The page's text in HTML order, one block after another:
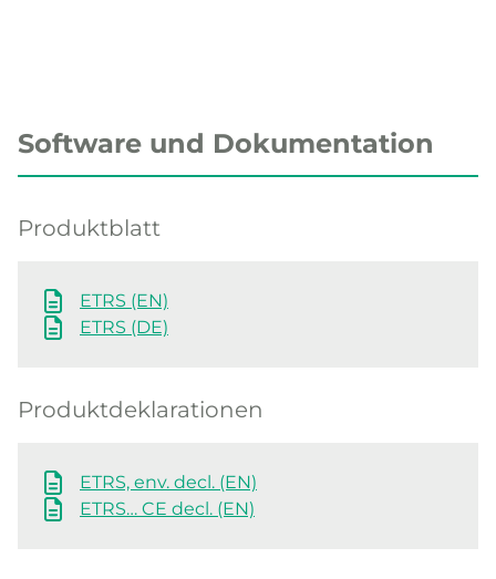
Software und Dokumentation
Produktblatt
ETRS (EN)
ETRS (DE)
Produktdeklarationen
ETRS, env. decl. (EN)
ETRS… CE decl. (EN)